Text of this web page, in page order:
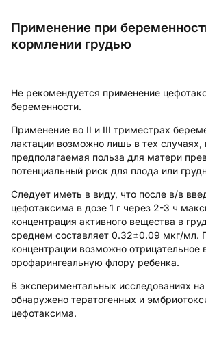
Применение при
кормлении грудью
Не рекомендуется применение
беременности.
Применение во II и III триместрах
лактации возможно лишь в тех случаях,
предполагаемая польза для матери
потенциальный риск для плода или
Следует иметь в виду, что после в/в
цефотаксима в дозе 1 г через 2-3 ч
концентрация активного вещества в
среднем составляет 0.32±0.09 мкг/мл.
концентрации возможно отрицательное
орофарингеальную флору ребенка.
В экспериментальных исследованиях
обнаружено тератогенных и
цефотаксима.